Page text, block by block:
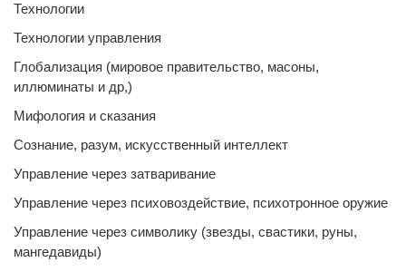
Технологии
Технологии управления
Глобализация (мировое правительство, масоны,
иллюминаты и др,)
Мифология и сказания
Сознание, разум, искусственный интеллект
Управление через затваривание
Управление через психовоздействие, психотронное оружие
Управление через символику (звезды, свастики, руны,
мангедавиды)